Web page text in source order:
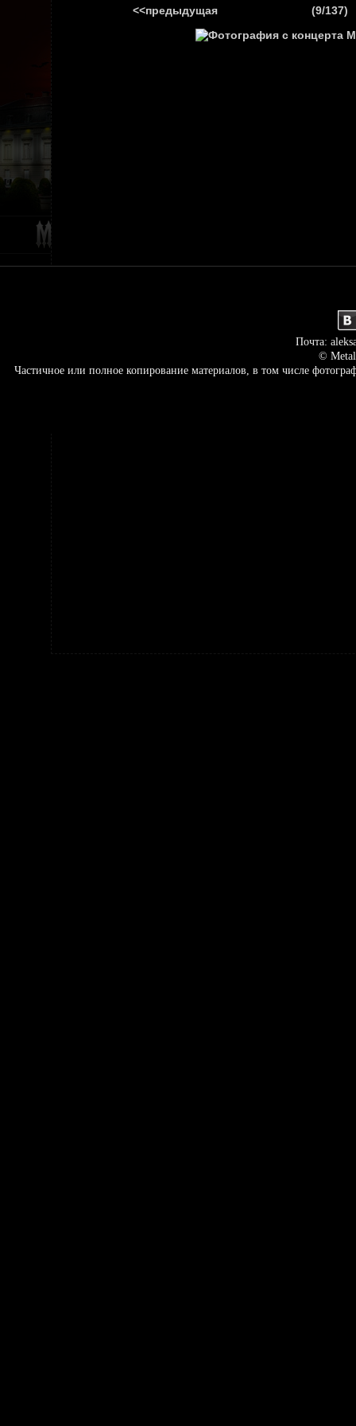
<<предыдущая (9/137)
Почта:
©
Частичное или полное копирование материалов, в том числе